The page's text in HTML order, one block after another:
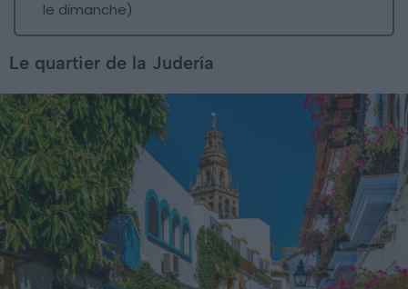
le dimanche)
Le quartier de la Judería